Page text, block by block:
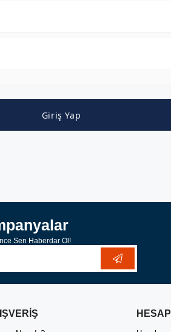
Giriş Yap
Sen Haberdar Ol!
HESAP